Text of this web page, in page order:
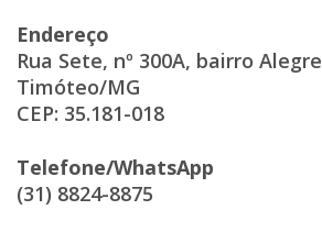
Endereço
Rua Sete, nº 300A, bairro Alegre
Timóteo/MG
CEP: 35.181-018
Telefone/WhatsApp
(31) 8824-8875